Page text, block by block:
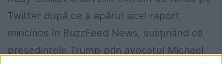
Twitter după ce a apărut acel raport
mincinos în BuzzFeed News, susținând că
președintele Trump prin avocatul Michael